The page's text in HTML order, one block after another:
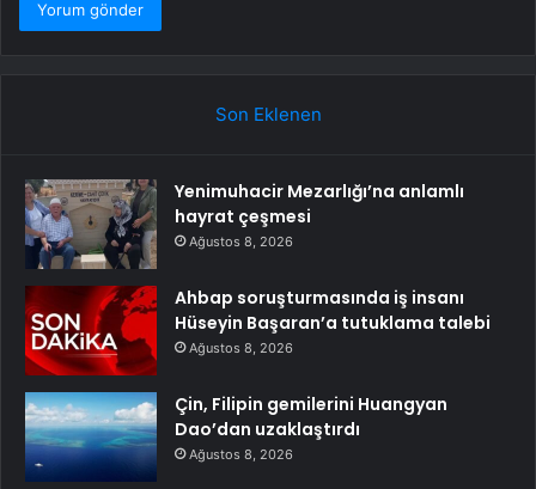
Son Eklenen
Yenimuhacir Mezarlığı’na anlamlı
hayrat çeşmesi
Ağustos 8, 2026
Ahbap soruşturmasında iş insanı
Hüseyin Başaran’a tutuklama talebi
Ağustos 8, 2026
Çin, Filipin gemilerini Huangyan
Dao’dan uzaklaştırdı
Ağustos 8, 2026